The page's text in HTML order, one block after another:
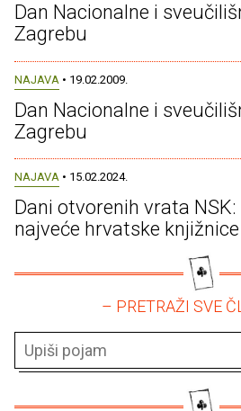
Dan Nacionalne i
Zagrebu
NAJAVA • 19.02.2009.
Dan Nacionalne i
Zagrebu
NAJAVA • 15.02.2024.
Dani otvorenih vrata
najveće hrvatske knjižnice
– PRETRAŽI SVE